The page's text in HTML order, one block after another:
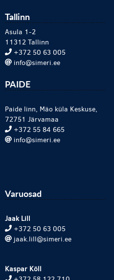
Tallinn
Asula 1-2
11312 Tallinn
+372 50 63 005
info@simeri.ee
PAIDE
Paide linn, Mäo küla Keskuse,
72751 Järvamaa
+372 55 84 665
info@simeri.ee
Varuosad
Jaak Lill
+372 50 63 005
jaak.lill@simeri.ee
Kaspar Köll